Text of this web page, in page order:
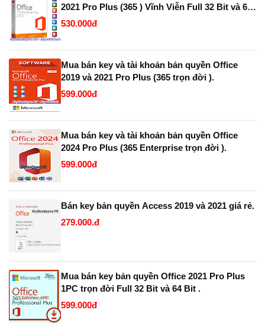
2021 Pro Plus (365 ) Vĩnh Viễn Full 32 Bit và 64
Bit.
530.000đ
Mua bán key và tài khoản bản quyền Office
2019 và 2021 Pro Plus (365 trọn đời ).
599.000đ
Mua bán key và tài khoản bản quyền Office
2024 Pro Plus (365 Enterprise trọn đời ).
599.000đ
Bán key bản quyền Access 2019 và 2021 giá rẻ.
279.000.đ
Mua bán key bản quyền Office 2021 Pro Plus
1PC trọn đời Full 32 Bit và 64 Bit .
599.000đ